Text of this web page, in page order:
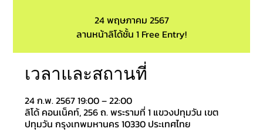
24 พฤษภาคม 2567
ลานหน้าลิโด้ชั้น 1 Free Entry!
เวลาและสถานที่
24 ก.พ. 2567 19:00 – 22:00
ลิโด้ คอนเน็คท์, 256 ถ. พระรามที่ 1 แขวงปทุมวัน เขต
ปทุมวัน กรุงเทพมหานคร 10330 ประเทศไทย